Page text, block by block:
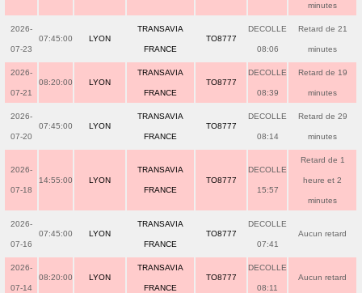
minutes
2026-
07-23
07:45:00 LYON
TRANSAVIA
FRANCE
TO8777
DECOLLE
08:06
Retard de 21
minutes
2026-
07-21
08:20:00 LYON
TRANSAVIA
FRANCE
TO8777
DECOLLE
08:39
Retard de 19
minutes
2026-
07-20
07:45:00 LYON
TRANSAVIA
FRANCE
TO8777
DECOLLE
08:14
Retard de 29
minutes
2026-
07-18
14:55:00 LYON
TRANSAVIA
FRANCE
TO8777
DECOLLE
15:57
Retard de 1
heure et 2
minutes
2026-
07-16
07:45:00 LYON
TRANSAVIA
FRANCE
TO8777
DECOLLE
07:41
Aucun retard
2026-
07-14
08:20:00 LYON
TRANSAVIA
FRANCE
TO8777
DECOLLE
08:11
Aucun retard